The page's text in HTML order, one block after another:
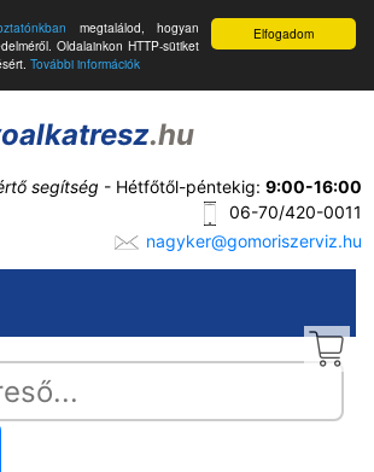
Elfogadom
megtalálod, hogyan
Oldalainkon HTTP-sütiket
További információk
.hu
segítség - Hétfőtől-péntekig: 9:00-16:00
06-70/420-0011
nagyker@gomoriszerviz.hu